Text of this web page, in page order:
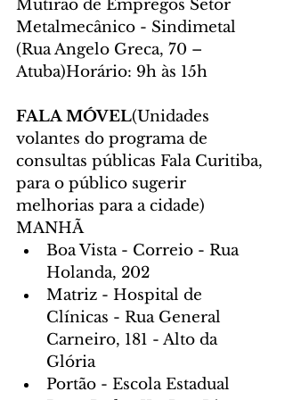
Mutirão de Empregos Setor
Metalmecânico - Sindimetal
(Rua Angelo Greca, 70 –
Atuba)Horário: 9h às 15h
FALA MÓVEL(Unidades
volantes do programa de
consultas públicas Fala Curitiba,
para o público sugerir
melhorias para a cidade)
MANHÃ
Boa Vista - Correio - Rua
Holanda, 202
Matriz - Hospital de
Clínicas - Rua General
Carneiro, 181 - Alto da
Glória
Portão - Escola Estadual